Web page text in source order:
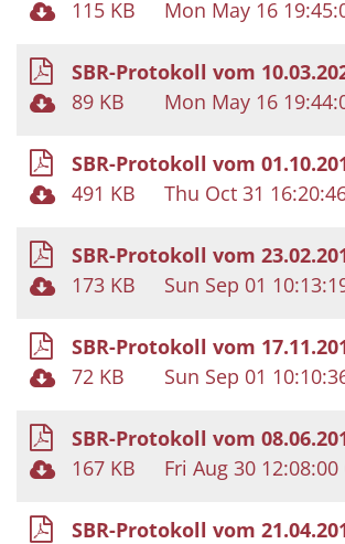
115 KB
Mon May 16
SBR-Protokoll vom
89 KB
Mon May 16
SBR-Protokoll vom
491 KB
Thu Oct 31
SBR-Protokoll vom
173 KB
Sun Sep 01
SBR-Protokoll vom
72 KB
Sun Sep 01
SBR-Protokoll vom
167 KB
Fri Aug 30 12:08:00
SBR-Protokoll vom